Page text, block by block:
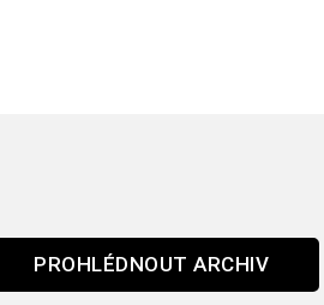
PROHLÉDNOUT ARCHIV